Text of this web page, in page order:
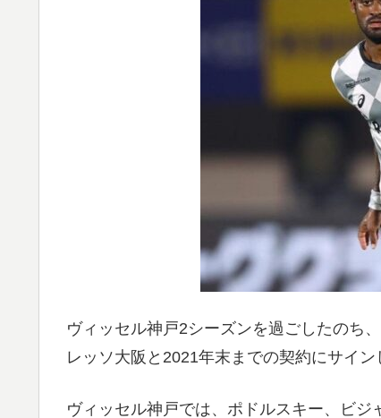
ヴィッセル神戸2シーズンを過ごしたのち
レッソ大阪と2021年末までの契約にサイン
ヴィッセル神戸では、ポドルスキー、ビ